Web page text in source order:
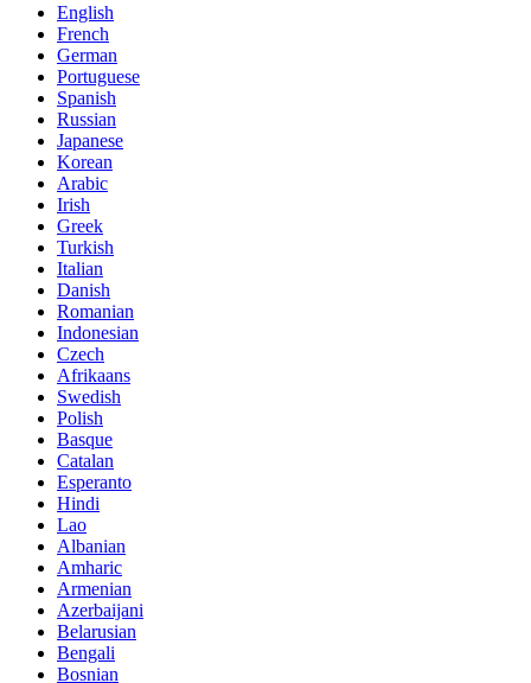
English
French
German
Portuguese
Spanish
Russian
Japanese
Korean
Arabic
Irish
Greek
Turkish
Italian
Danish
Romanian
Indonesian
Czech
Afrikaans
Swedish
Polish
Basque
Catalan
Esperanto
Hindi
Lao
Albanian
Amharic
Armenian
Azerbaijani
Belarusian
Bengali
Bosnian